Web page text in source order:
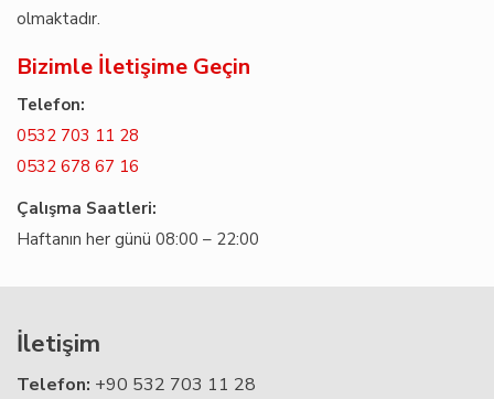
olmaktadır.
Bizimle İletişime Geçin
Telefon:
0532 703 11 28
0532 678 67 16
Çalışma Saatleri:
Haftanın her günü 08:00 – 22:00
İletişim
Telefon: +90 532 703 11 28